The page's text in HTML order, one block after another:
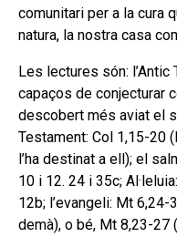
comunitari per a la cura
natura, la nostra casa
Les lectures són:
capaços de conjecturar
descobert més aviat el
Testament: Col 1,15-20
l’ha destinat a ell); el
10 i 12. 24 i 35c;
12b; l’evangeli: Mt
demà), o bé, Mt 8,23-27